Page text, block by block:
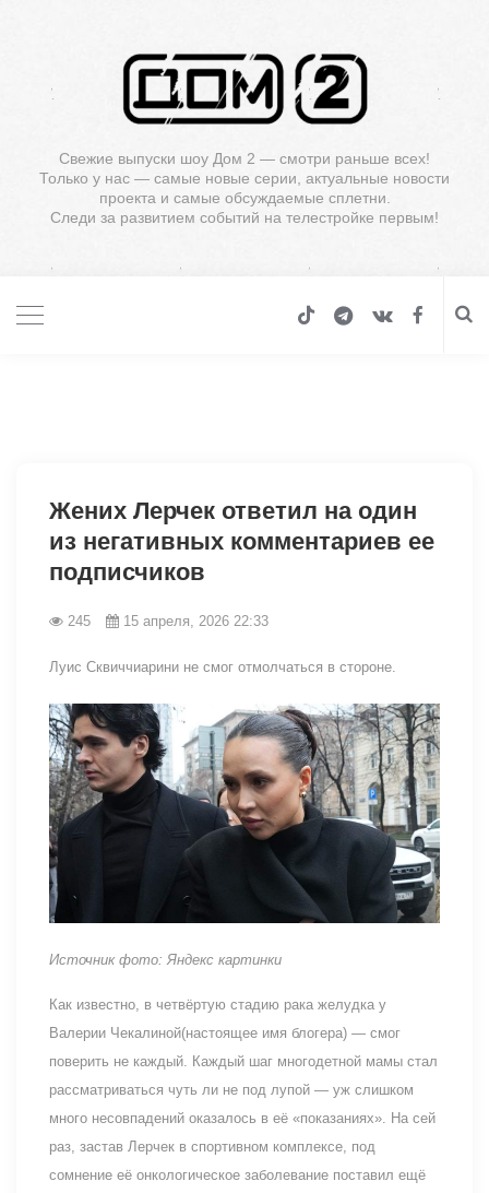
Свежие выпуски шоу Дом 2 — смотри раньше всех!
Только у нас — самые новые серии, актуальные новости
проекта и самые обсуждаемые сплетни.
Следи за развитием событий на телестройке первым!
Жених Лерчек ответил на один
из негативных комментариев ее
подписчиков
245 15 апреля, 2026 22:33
Луис Сквиччиарини не смог отмолчаться в стороне.
Источник фото: Яндекс картинки
Как известно, в четвёртую стадию рака желудка у
Валерии Чекалиной(настоящее имя блогера) — смог
поверить не каждый. Каждый шаг многодетной мамы стал
рассматриваться чуть ли не под лупой — уж слишком
много несовпадений оказалось в её «показаниях». На сей
раз, застав Лерчек в спортивном комплексе, под
сомнение её онкологическое заболевание поставил ещё